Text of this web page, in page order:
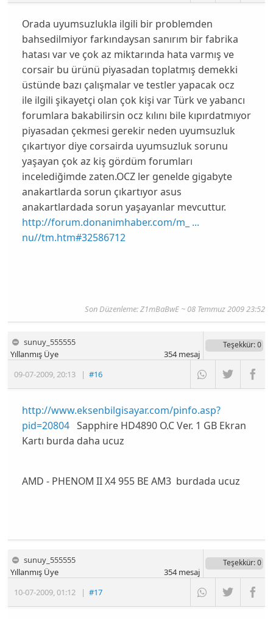
Orada uyumsuzlukla ilgili bir problemden
bahsedilmiyor farkındaysan sanırım bir fabrika
hatası var ve çok az miktarında hata varmış ve
corsair bu ürünü piyasadan toplatmış demekki
üstünde bazı çalışmalar ve testler yapacak ocz
ile ilgili şikayetçi olan çok kişi var Türk ve yabancı
forumlara bakabilirsin ocz kılını bile kıpırdatmıyor
piyasadan çekmesi gerekir neden uyumsuzluk
çıkartıyor diye corsairda uyumsuzluk sorunu
yaşayan çok az kiş gördüm forumları
incelediğimde zaten.OCZ ler genelde gigabyte
anakartlarda sorun çıkartıyor asus
anakartlardada sorun yaşayanlar mevcuttur.
http://forum.donanimhaber.com/m_ ...
nu//tm.htm#32586712
Son Düzenleme: Z1mBaBwE ~ 08 Temmuz 2009 23:52
sunuy_555555
09-07-2009,20:13 |#16
Yıllanmış Üye
Teşekkür: 0
354mesaj
http://www.eksenbilgisayar.com/pinfo.asp?
pid=20804 Sapphire HD4890 O.C Ver. 1 GB Ekran
Kartı burda daha ucuz
AMD - PHENOM II X4 955 BE AM3 burdada ucuz
sunuy_555555
10-07-2009 ,01:12 |#17
Yıllanmış Üye
Teşekkür: 0
354mesaj